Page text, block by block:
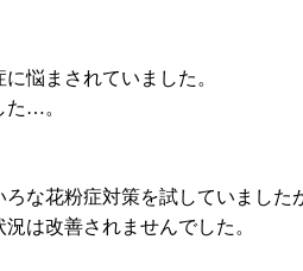
悩まされていました。
た…。
な花粉症対策を試していました
は改善されませんでした。